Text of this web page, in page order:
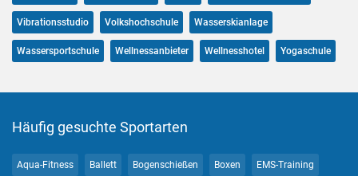
Vibrationsstudio Volkshochschule Wasserskianlage
Wassersportschule Wellnessanbieter Wellnesshotel Yogaschule
Häufig gesuchte Sportarten
Aqua-Fitness Ballett Bogenschießen Boxen EMS-Training